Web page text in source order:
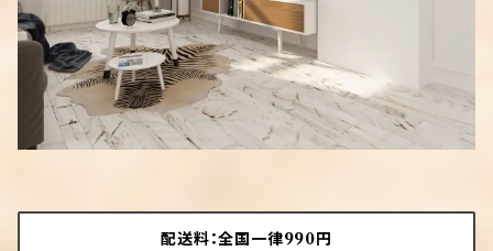
配送料：全国一律990円